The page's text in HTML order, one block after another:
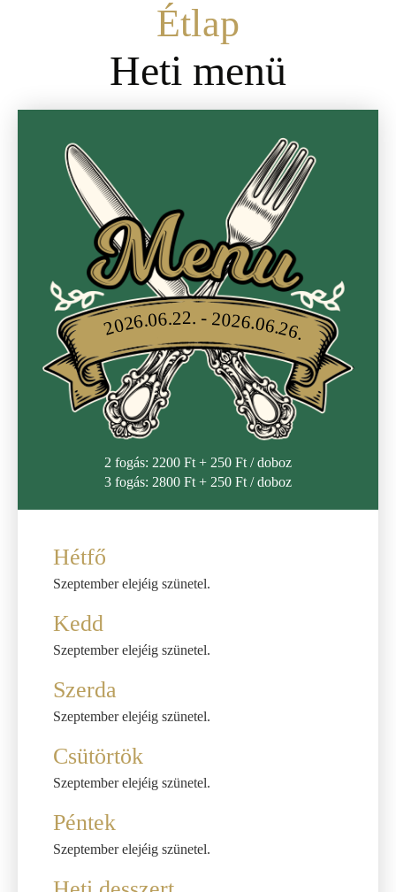
Étlap
Heti menü
2026.06.22. - 2026.06.26.
2 fogás: 2200 Ft + 250 Ft / doboz
3 fogás: 2800 Ft + 250 Ft / doboz
Hétfő
Szeptember elejéig szünetel.
Kedd
Szeptember elejéig szünetel.
Szerda
Szeptember elejéig szünetel.
Csütörtök
Szeptember elejéig szünetel.
Péntek
Szeptember elejéig szünetel.